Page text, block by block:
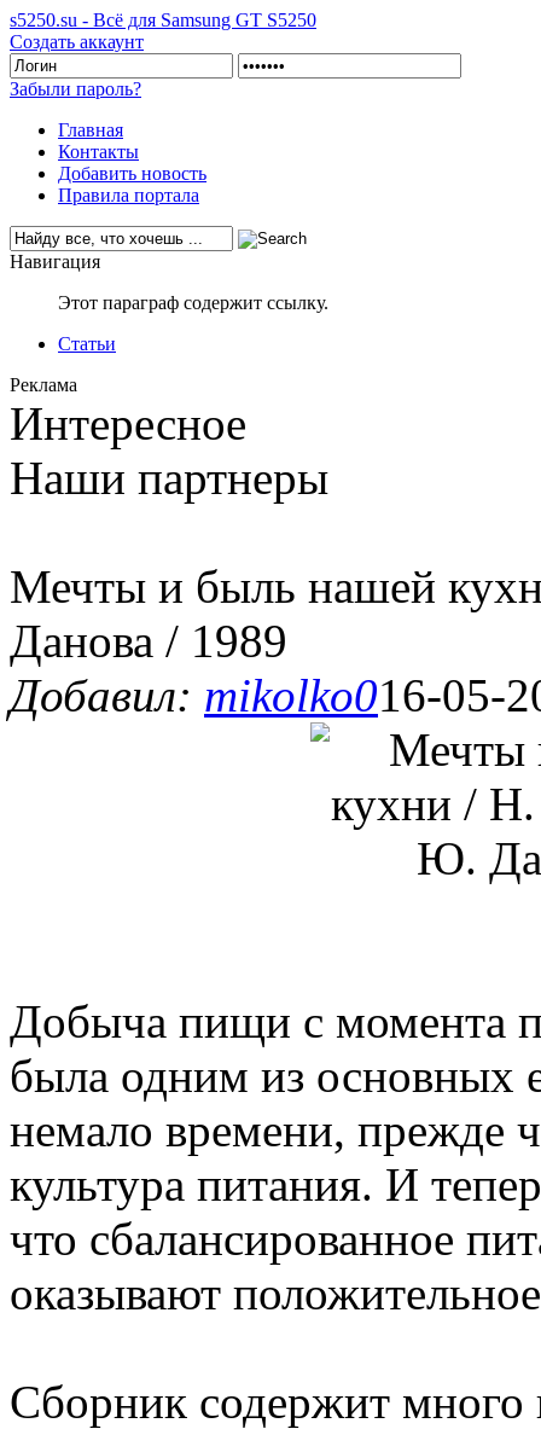
s5250.su - Всё для Samsung GT S5250
Создать аккаунт
Забыли пароль?
Главная
Контакты
Добавить новость
Правила портала
Навигация
Этот параграф содержит ссылку.
Статьи
Реклама
Интересное
Наши партнеры
Мечты и быль нашей
Данова / 1989
Добавил: mikolko016-05-
Добыча пищи с момента
была одним из основных
немало времени, прежде
культура питания. И
что сбалансированное
оказывают
Сборник содержит